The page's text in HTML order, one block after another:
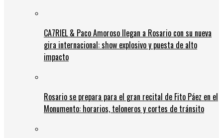
CA7RIEL & Paco Amoroso llegan a Rosario con su nueva
gira internacional: show explosivo y puesta de alto
impacto
Rosario se prepara para el gran recital de Fito Páez en el
Monumento: horarios, teloneros y cortes de tránsito